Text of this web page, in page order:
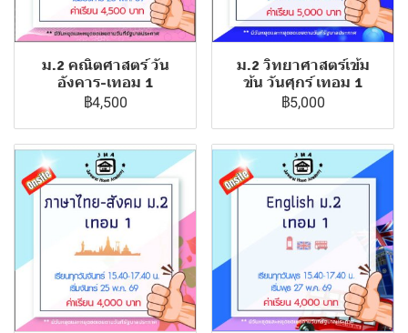
ม.2 คณิตศาสตร์ วัน
อังคาร-เทอม 1
฿4,500
ม.2 วิทยาศาสตร์เข้ม
ข้น วันศุกร์ เทอม 1
฿5,000